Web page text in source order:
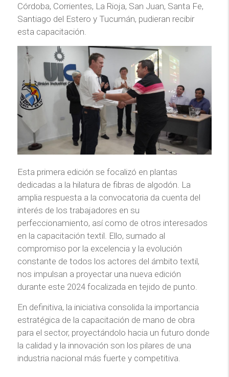
Córdoba, Corrientes, La Rioja, San Juan, Santa Fe,
Santiago del Estero y Tucumán, pudieran recibir
esta capacitación.
Esta primera edición se focalizó en plantas
dedicadas a la hilatura de fibras de algodón. La
amplia respuesta a la convocatoria da cuenta del
interés de los trabajadores en su
perfeccionamiento, así como de otros interesados
en la capacitación textil. Ello, sumado al
compromiso por la excelencia y la evolución
constante de todos los actores del ámbito textil,
nos impulsan a proyectar una nueva edición
durante este 2024 focalizada en tejido de punto.
En definitiva, la iniciativa consolida la importancia
estratégica de la capacitación de mano de obra
para el sector, proyectándolo hacia un futuro donde
la calidad y la innovación son los pilares de una
industria nacional más fuerte y competitiva.